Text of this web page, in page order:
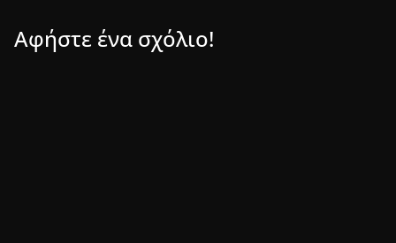
Αφήστε ένα σχόλιο!